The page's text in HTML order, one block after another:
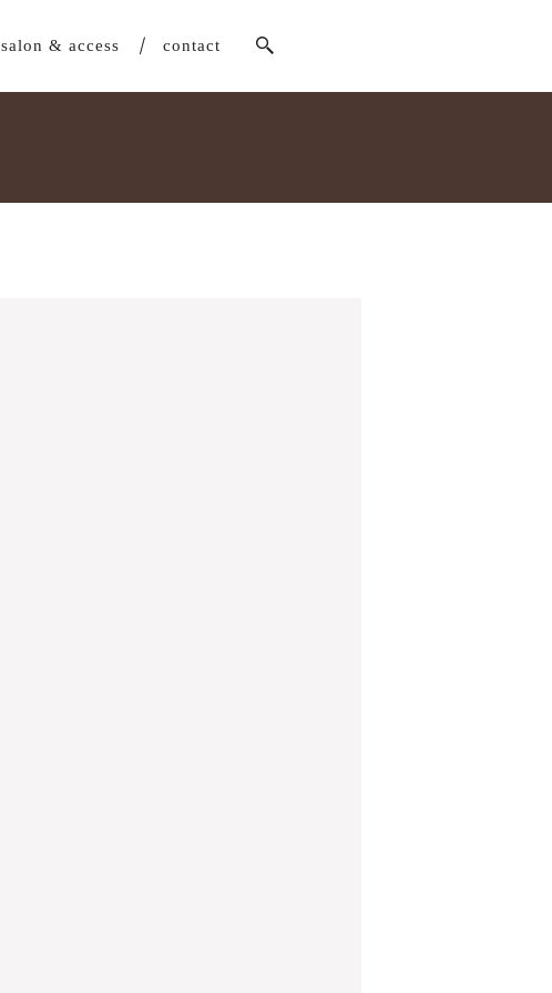
salon & access contact